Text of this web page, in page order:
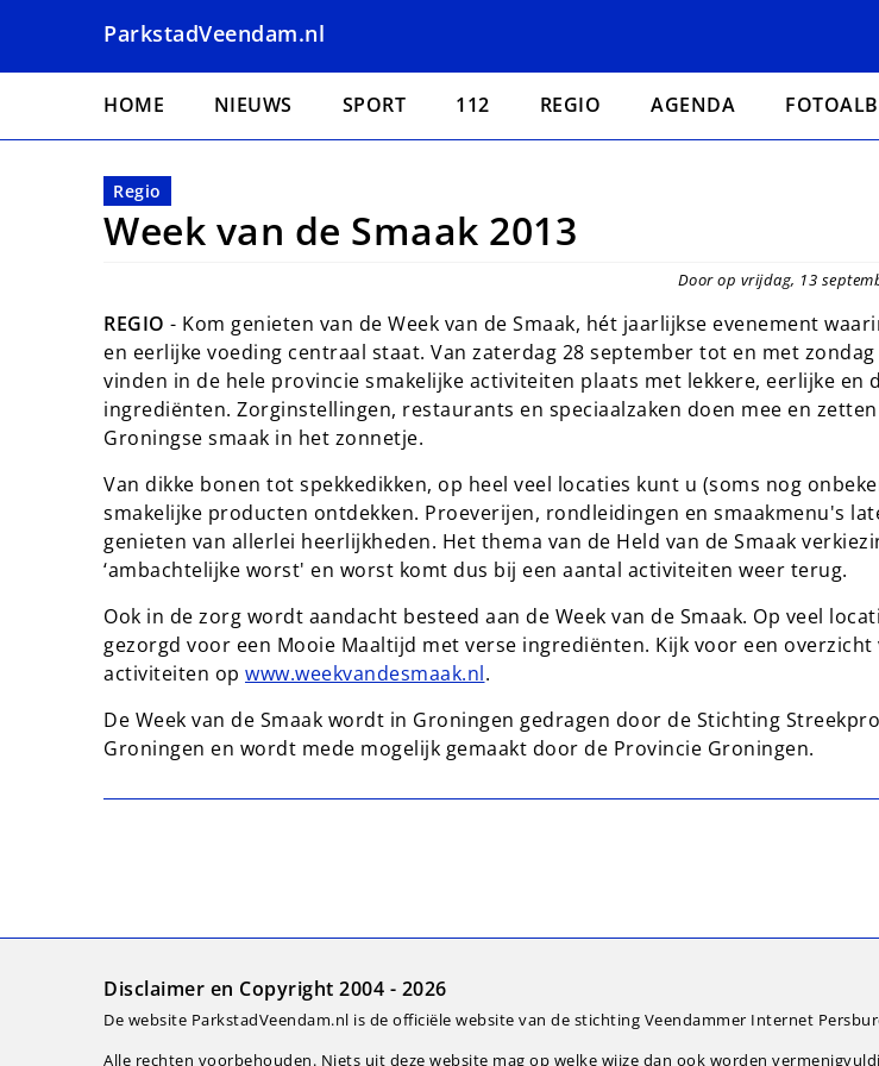
naar
ParkstadVeendam.nl
Hoofdnavigatie
HOME NIEUWS SPORT 112 REGIO AGENDA
Regio
Week van de Smaak 2013
Door op vrijdag, 13
REGIO - Kom genieten van de Week van de Smaak, hét jaarlijkse evenement
en eerlijke voeding centraal staat. Van zaterdag 28 september tot en met
vinden in de hele provincie smakelijke activiteiten plaats met lekkere, eerlijke en
ingrediënten. Zorginstellingen, restaurants en speciaalzaken doen mee en
Groningse smaak in het zonnetje.
Van dikke bonen tot spekkedikken, op heel veel locaties kunt u (soms nog
smakelijke producten ontdekken. Proeverijen, rondleidingen en smaakmenu's
genieten van allerlei heerlijkheden. Het thema van de Held van de Smaak
‘ambachtelijke worst' en worst komt dus bij een aantal activiteiten weer terug.
Ook in de zorg wordt aandacht besteed aan de Week van de Smaak. Op veel
gezorgd voor een Mooie Maaltijd met verse ingrediënten. Kijk voor een overzicht
activiteiten op www.weekvandesmaak.nl.
De Week van de Smaak wordt in Groningen gedragen door de Stichting
Groningen en wordt mede mogelijk gemaakt door de Provincie Groningen.
Disclaimer en Copyright 2004 - 2026
De website ParkstadVeendam.nl is de officiële website van de stichting Veendammer Internet
Alle rechten voorbehouden. Niets uit deze website mag op welke wijze dan ook worden